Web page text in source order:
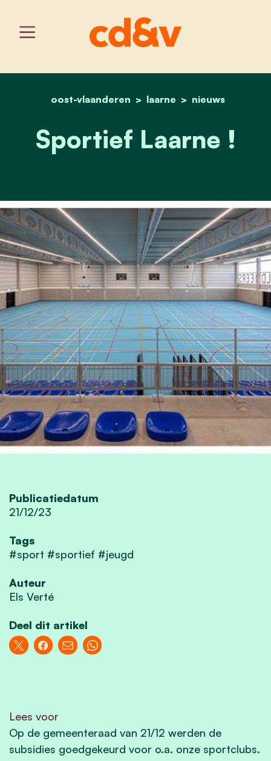
home
oost-vlaanderen laarne nieuws
sportief laarne !
Sportief Laarne !
Publicatiedatum
21/12/23
Tags
#sport #sportief #jeugd
Auteur
Els Verté
Deel dit artikel
Lees voor
Op de gemeenteraad van 21/12 werden de
subsidies goedgekeurd voor o.a. onze sportclubs.